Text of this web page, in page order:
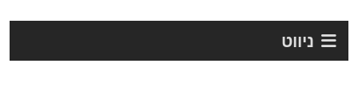
ניווט